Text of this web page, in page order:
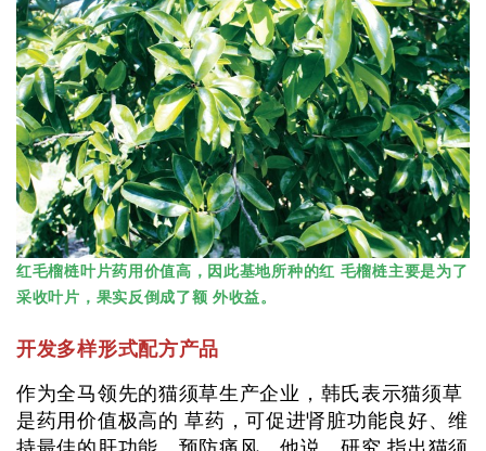
红毛榴梿叶片药用价值高，因此基地所种的红 毛榴梿主要是为了
采收叶片，果实反倒成了额 外收益。
开发多样形式配方产品
作为全马领先的猫须草生产企业，韩氏表示猫须草
是药用价值极高的 草药，可促进肾脏功能良好、维